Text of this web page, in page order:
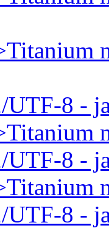
UTF-8 -
UTF-8 -
UTF-8 -